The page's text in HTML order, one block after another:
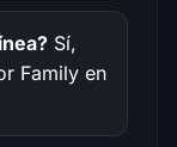
Sí,
Family en